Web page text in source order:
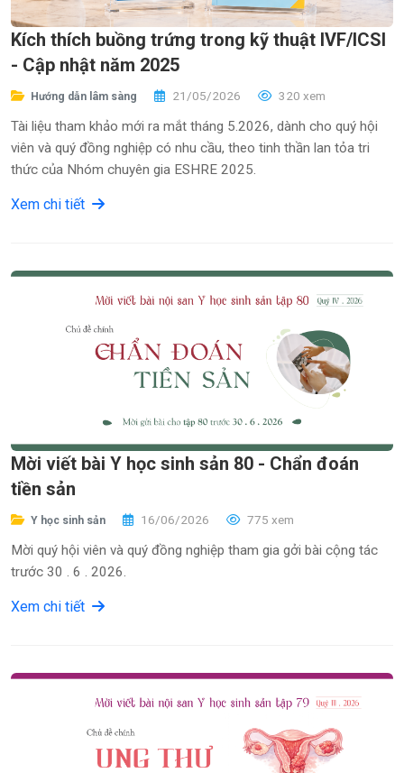
Kích thích buồng trứng trong kỹ thuật IVF/ICSI
- Cập nhật năm 2025
Hướng dẫn lâm sàng 21/05/2026 320 xem
Tài liệu tham khảo mới ra mắt tháng 5.2026, dành cho quý hội
viên và quý đồng nghiệp có nhu cầu, theo tinh thần lan tỏa tri
thức của Nhóm chuyên gia ESHRE 2025.
Xem chi tiết
Mời viết bài Y học sinh sản 80 - Chẩn đoán
tiền sản
Y học sinh sản 16/06/2026 775 xem
Mời quý hội viên và quý đồng nghiệp tham gia gởi bài cộng tác
trước 30 . 6 . 2026.
Xem chi tiết